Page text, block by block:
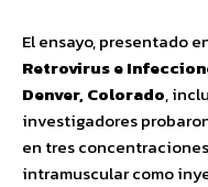
El ensayo, presentado
Retrovirus e
Denver, Colorado,
investigadores
en tres
intramuscular como